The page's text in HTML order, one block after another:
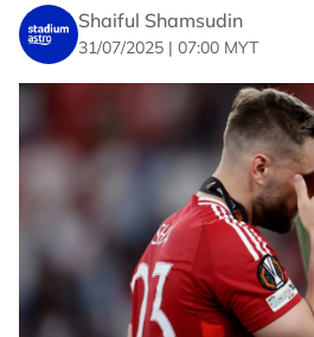
Shaiful Shamsudin
31/07/2025 | 07:00 MYT